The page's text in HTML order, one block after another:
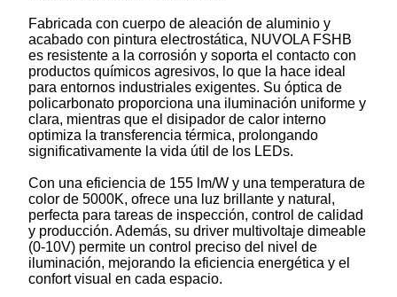
Fabricada con cuerpo de aleación de aluminio y
acabado con pintura electrostática, NUVOLA FSHB
es resistente a la corrosión y soporta el contacto con
productos químicos agresivos, lo que la hace ideal
para entornos industriales exigentes. Su óptica de
policarbonato proporciona una iluminación uniforme y
clara, mientras que el disipador de calor interno
optimiza la transferencia térmica, prolongando
significativamente la vida útil de los LEDs.
Con una eficiencia de 155 lm/W y una temperatura de
color de 5000K, ofrece una luz brillante y natural,
perfecta para tareas de inspección, control de calidad
y producción. Además, su driver multivoltaje dimeable
(0-10V) permite un control preciso del nivel de
iluminación, mejorando la eficiencia energética y el
confort visual en cada espacio.